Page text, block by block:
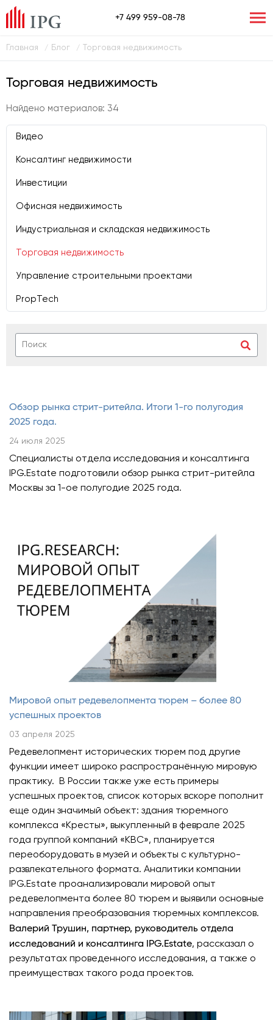
+7 499 959-08-78
Главная / Блог / Торговая недвижимость
Торговая недвижимость
Найдено материалов: 34
Видео
Консалтинг недвижимости
Инвестиции
Офисная недвижимость
Индустриальная и складская недвижимость
Торговая недвижимость
Управление строительными проектами
PropTech
Обзор рынка стрит-ритейла. Итоги 1-го полугодия
2025 года.
24 июля 2025
Специалисты отдела исследования и консалтинга
IPG.Estate подготовили обзор рынка стрит-ритейла
Москвы за 1-ое полугодие 2025 года.
Мировой опыт редевелопмента тюрем – более 80
успешных проектов
03 апреля 2025
Редевелопмент исторических тюрем под другие
функции имеет широко распространённую мировую
практику. В России также уже есть примеры
успешных проектов, список которых вскоре пополнит
еще один значимый объект: здания тюремного
комплекса «Кресты», выкупленный в феврале 2025
года группой компаний «КВС», планируется
переоборудовать в музей и объекты с культурно-
развлекательного формата. Аналитики компании
IPG.Estate проанализировали мировой опыт
редевелопмента более 80 тюрем и выявили основные
направления преобразования тюремных комплексов.
Валерий Трушин, партнер, руководитель отдела
исследований и консалтинга IPG.Estate, рассказал о
результатах проведенного исследования, а также о
преимуществах такого рода проектов.